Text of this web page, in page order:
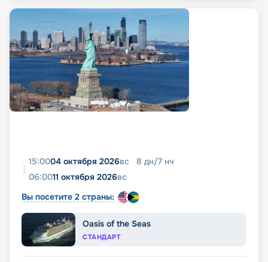
15:0004 октября 2026вс 8 дн/7 нч
06:0011 октября 2026вс
Вы посетите 2 страны:
Oasis of the Seas
СТАНДАРТ